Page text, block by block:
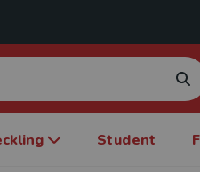
Student